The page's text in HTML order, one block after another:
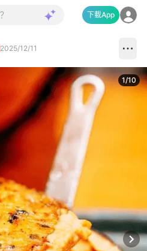
下載App
2025/12/11
1/10